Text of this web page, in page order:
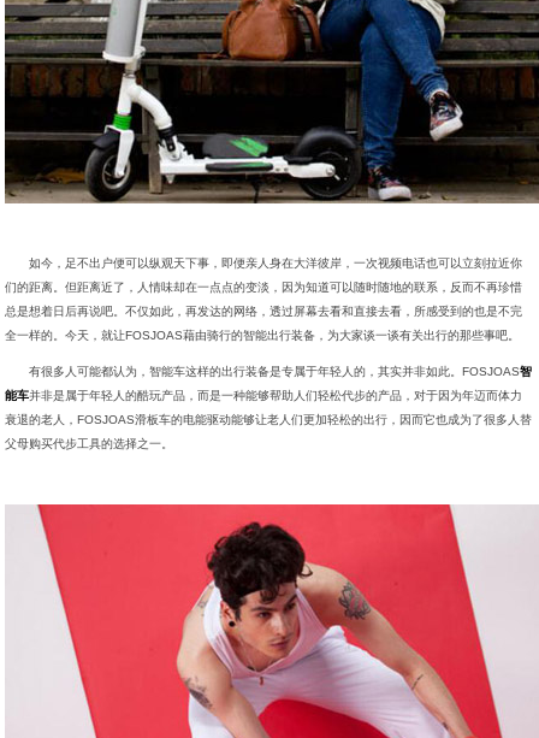
如今，足不出户便可以纵观天下事，即便亲人身在大洋彼岸，一次视频电话也可以立刻拉近你
们的距离。但距离近了，人情味却在一点点的变淡，因为知道可以随时随地的联系，反而不再珍惜
总是想着日后再说吧。不仅如此，再发达的网络，透过屏幕去看和直接去看，所感受到的也是不完
全一样的。今天，就让FOSJOAS藉由骑行的智能出行装备，为大家谈一谈有关出行的那些事吧。
有很多人可能都认为，智能车这样的出行装备是专属于年轻人的，其实并非如此。FOSJOAS智
能车并非是属于年轻人的酷玩产品，而是一种能够帮助人们轻松代步的产品，对于因为年迈而体力
衰退的老人，FOSJOAS滑板车的电能驱动能够让老人们更加轻松的出行，因而它也成为了很多人替
父母购买代步工具的选择之一。